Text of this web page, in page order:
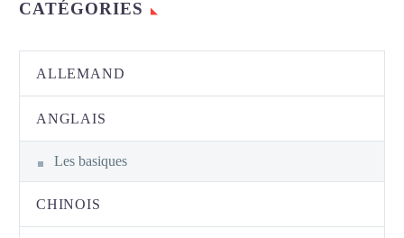
CATÉGORIES
ALLEMAND
ANGLAIS
Les basiques
CHINOIS